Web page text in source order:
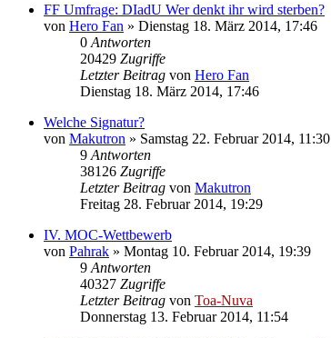
FF Umfrage: DIadU Wer denkt ihr wird sterben?
von Hero Fan » Dienstag 18. März 2014, 17:46
0 Antworten
20429 Zugriffe
Letzter Beitrag von Hero Fan
Dienstag 18. März 2014, 17:46
Welche Signatur?
von Makutron » Samstag 22. Februar 2014, 11:30
9 Antworten
38126 Zugriffe
Letzter Beitrag von Makutron
Freitag 28. Februar 2014, 19:29
IV. MOC-Wettbewerb
von Pahrak » Montag 10. Februar 2014, 19:39
9 Antworten
40327 Zugriffe
Letzter Beitrag von Toa-Nuva
Donnerstag 13. Februar 2014, 11:54